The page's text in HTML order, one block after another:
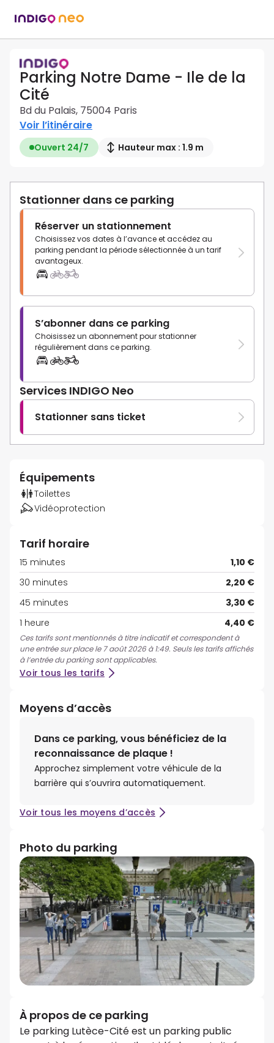
Parking Notre Dame - Ile de la
Cité
Bd du Palais, 75004 Paris
Voir l’itinéraire
Ouvert 24/7 Hauteur max : 1.9 m
Stationner dans ce parking
Réserver un stationnement
Choisissez vos dates à l’avance et accédez au
parking pendant la période sélectionnée à un tarif
avantageux.
S’abonner dans ce parking
Choisissez un abonnement pour stationner
régulièrement dans ce parking.
Services INDIGO Neo
Stationner sans ticket
Équipements
Toilettes
Vidéoprotection
Tarif horaire
15 minutes
1,10 €
30 minutes
2,20 €
45 minutes
3,30 €
1 heure
4,40 €
Ces tarifs sont mentionnés à titre indicatif et correspondent à
une entrée sur place le 7 août 2026 à 1:49. Seuls les tarifs affichés
à l’entrée du parking sont applicables.
Voir tous les tarifs
Moyens d’accès
Dans ce parking, vous bénéficiez de la
reconnaissance de plaque !
Approchez simplement votre véhicule de la
barrière qui s’ouvrira automatiquement.
Voir tous les moyens d’accès
Photo du parking
À propos de ce parking
Le parking Lutèce-Cité est un parking public